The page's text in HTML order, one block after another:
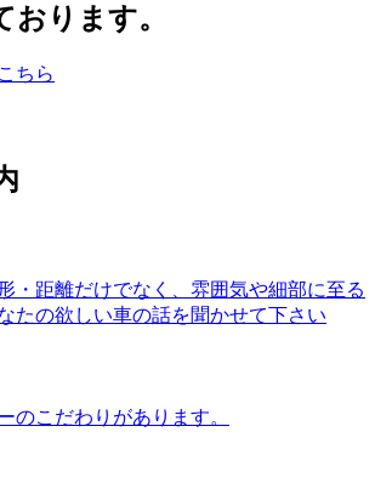
おります。
ちら
・距離だけでなく、雰囲気や細部に至る
たの欲しい車の話を聞かせて下さい
のこだわりがあります。